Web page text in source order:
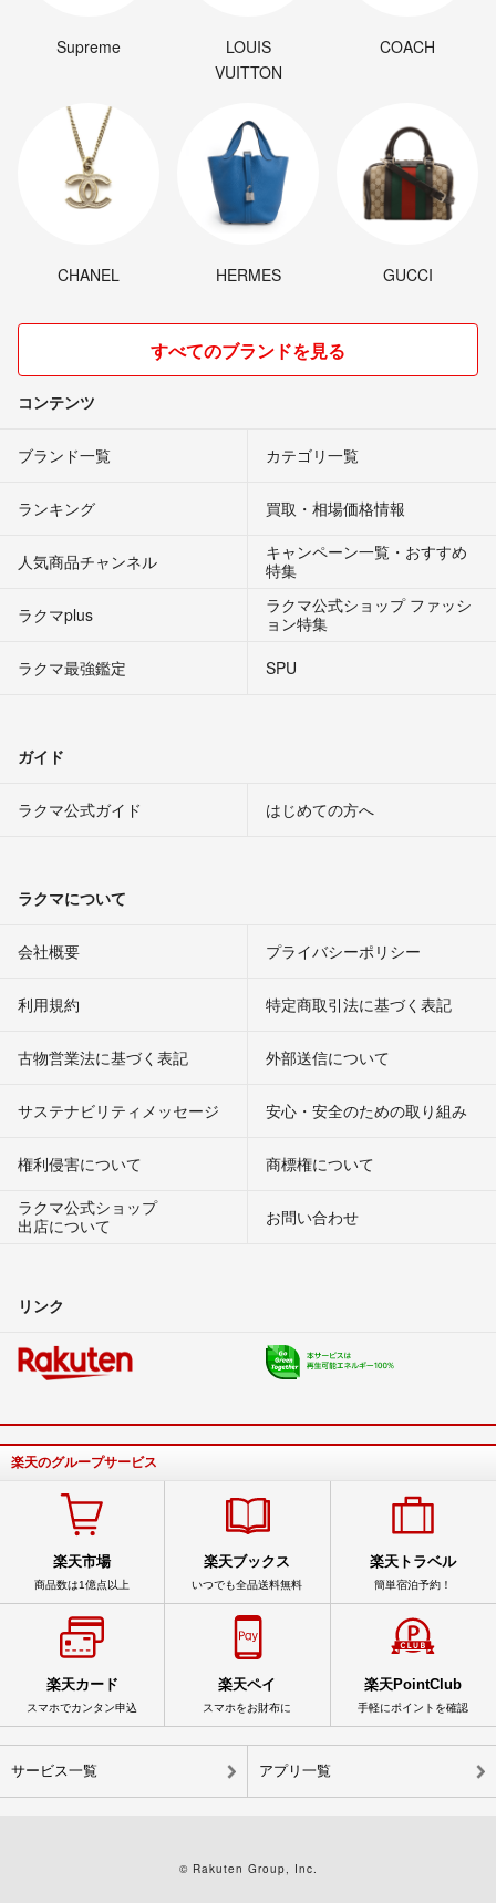
Supreme
LOUIS
VUITTON
COACH
CHANEL HERMES GUCCI
すべてのブランドを見る
コンテンツ
ブランド一覧 カテゴリ一覧
ランキング 買取・相場価格情報
人気商品チャンネル
キャンペーン一覧・おすすめ
特集
ラクマplus
ラクマ公式ショップ ファッシ
ョン特集
ラクマ最強鑑定
SPU
ガイド
ラクマ公式ガイド はじめての方へ
ラクマについて
会社概要 プライバシーポリシー
利用規約 特定商取引法に基づく表記
古物営業法に基づく表記 外部送信について
サステナビリティメッセージ 安心・安全のための取り組み
権利侵害について
商標権について
ラクマ公式ショップ
出店について
お問い合わせ
リンク
楽天のグループサービス
楽天市場
商品数は1億点以上
楽天ブックス
いつでも全品送料無料
楽天トラベル
簡単宿泊予約！
楽天カード
スマホでカンタン申込
楽天ペイ
スマホをお財布に
楽天PointClub
手軽にポイントを確認
サービス一覧 アプリ一覧
© Rakuten Group, Inc.